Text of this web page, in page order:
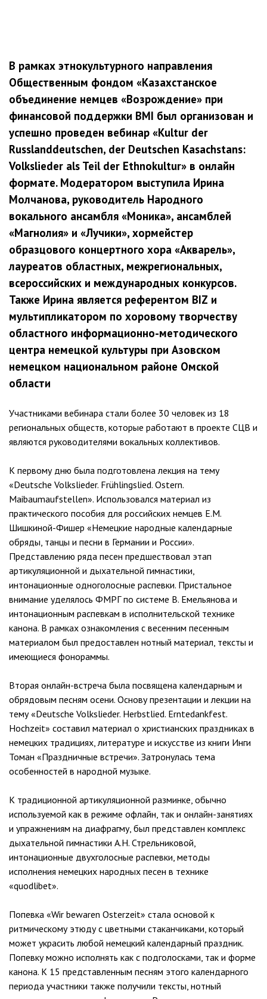
В рамках этнокультурного направления
Общественным фондом «Казахстанское
объединение немцев «Возрождение» при
финансовой поддержки BMI был организован и
успешно проведен вебинар «Kultur der
Russlanddeutschen, der Deutschen Kasachstans:
Volkslieder als Teil der Ethnokultur» в онлайн
формате. Модератором выступила Ирина
Молчанова, руководитель Народного
вокального ансамбля «Моника», ансамблей
«Магнолия» и «Лучики», хормейстер
образцового концертного хора «Акварель»,
лауреатов областных, межрегиональных,
всероссийских и международных конкурсов.
Также Ирина является референтом BIZ и
мультипликатором по хоровому творчеству
областного информационно-методического
центра немецкой культуры при Азовском
немецком национальном районе Омской
области
Участниками вебинара стали более 30 человек из 18
региональных обществ, которые работают в проекте СЦВ и
являются руководителями вокальных коллективов.
К первому дню была подготовлена лекция на тему
«Deutsche Volkslieder. Frühlingslied. Ostern.
Maibaumaufstellen». Использовался материал из
практического пособия для российских немцев Е.М.
Шишкиной-Фишер «Немецкие народные календарные
обряды, танцы и песни в Германии и России».
Представлению ряда песен предшествовал этап
артикуляционной и дыхательной гимнастики,
интонационные одноголосные распевки. Пристальное
внимание уделялось ФМРГ по системе В. Емельянова и
интонационным распевкам в исполнительской технике
канона. В рамках ознакомления с весенним песенным
материалом был предоставлен нотный материал, тексты и
имеющиеся фонораммы.
Вторая онлайн-встреча была посвящена календарным и
обрядовым песням осени. Основу презентации и лекции на
тему «Deutsche Volkslieder. Herbstlied. Erntedankfest.
Hochzeit» составил материал о христианских праздниках в
немецких традициях, литературе и искусстве из книги Инги
Томан «Праздничные встречи». Затронулась тема
особенностей в народной музыке.
К традиционной артикуляционной разминке, обычно
используемой как в режиме офлайн, так и онлайн-занятиях
и упражнениям на диафрагму, был представлен комплекс
дыхательной гимнастики А.Н. Стрельниковой,
интонационные двухголосные распевки, методы
исполнения немецких народных песен в технике
«quodlibet».
Попевка «Wir bewaren Osterzeit» стала основой к
ритмическому этюду с цветными стаканчиками, который
может украсить любой немецкий календарный праздник.
Попевку можно исполнять как с подголосками, так и форме
канона. К 15 представленным песням этого календарного
периода участники также получили тексты, нотный